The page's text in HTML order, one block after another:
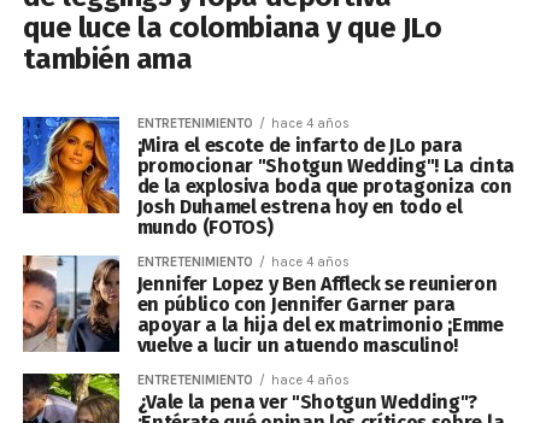
que luce la colombiana y que JLo
también ama
ENTRETENIMIENTO hace 4 años
¡Mira el escote de infarto de JLo para
promocionar "Shotgun Wedding"! La cinta
de la explosiva boda que protagoniza con
Josh Duhamel estrena hoy en todo el
mundo (FOTOS)
ENTRETENIMIENTO hace 4 años
Jennifer Lopez y Ben Affleck se reunieron
en público con Jennifer Garner para
apoyar a la hija del ex matrimonio ¡Emme
vuelve a lucir un atuendo masculino!
ENTRETENIMIENTO hace 4 años
¿Vale la pena ver "Shotgun Wedding"?